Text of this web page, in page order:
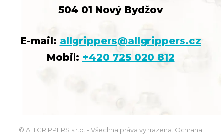
504 01 Nový Bydžov
E-mail: allgrippers@allgrippers.cz
Mobil: +420 725 020 812
© ALLGRIPPERS s.r.o. - Všechna práva vyhrazena. Ochrana